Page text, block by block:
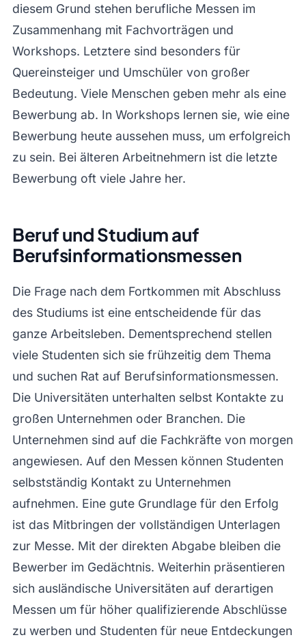
diesem Grund stehen berufliche Messen im
Zusammenhang mit Fachvorträgen und
Workshops. Letztere sind besonders für
Quereinsteiger und Umschüler von großer
Bedeutung. Viele Menschen geben mehr als eine
Bewerbung ab. In Workshops lernen sie, wie eine
Bewerbung heute aussehen muss, um erfolgreich
zu sein. Bei älteren Arbeitnehmern ist die letzte
Bewerbung oft viele Jahre her.
Beruf und Studium auf
Berufsinformationsmessen
Die Frage nach dem Fortkommen mit Abschluss
des Studiums ist eine entscheidende für das
ganze Arbeitsleben. Dementsprechend stellen
viele Studenten sich sie frühzeitig dem Thema
und suchen Rat auf Berufsinformationsmessen.
Die Universitäten unterhalten selbst Kontakte zu
großen Unternehmen oder Branchen. Die
Unternehmen sind auf die Fachkräfte von morgen
angewiesen. Auf den Messen können Studenten
selbstständig Kontakt zu Unternehmen
aufnehmen. Eine gute Grundlage für den Erfolg
ist das Mitbringen der vollständigen Unterlagen
zur Messe. Mit der direkten Abgabe bleiben die
Bewerber im Gedächtnis. Weiterhin präsentieren
sich ausländische Universitäten auf derartigen
Messen um für höher qualifizierende Abschlüsse
zu werben und Studenten für neue Entdeckungen